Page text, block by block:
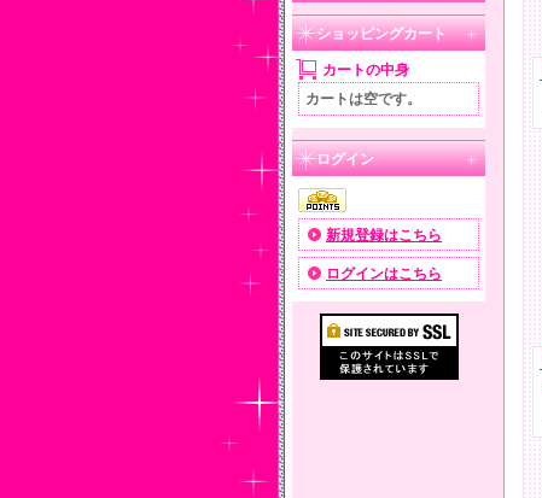
ショッピングカート
カートの中身
カートは空です。
ログイン
新規登録はこちら
ログインはこちら